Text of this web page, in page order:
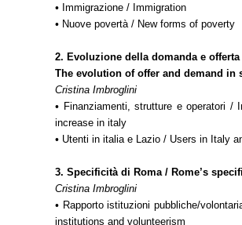
• Immigrazione / Immigration
• Nuove povertà / New forms of poverty
2. Evoluzione della domanda e
The evolution of offer and demand in
Cristina Imbroglini
• Finanziamenti, strutture e operatori /
increase in italy
• Utenti in italia e Lazio / Users in Italy
3. Specificità di Roma / Rome’s
Cristina Imbroglini
• Rapporto istituzioni pubbliche/
institutions and volunteerism